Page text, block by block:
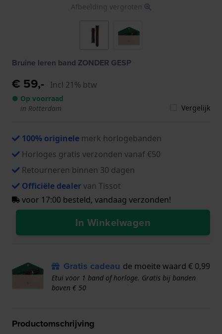
Afbeelding vergroten
Bruine leren band ZONDER GESP
€ 59,- Incl 21% btw
● Op voorraad
in Rotterdam
Vergelijk
100% originele merk horlogebanden
Horloges gratis verzonden vanaf €50
Retourneren binnen 30 dagen
Officiële dealervan Tissot
voor 17:00 besteld, vandaag verzonden!
In Winkelwagen
Gratis cadeau de moeite waard € 0,99
Etui voor 1 band of horloge. Gratis bij banden
boven € 50
Productomschrijving